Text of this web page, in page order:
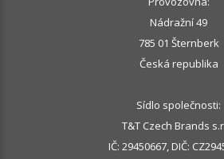
Nádražní 49
785 01 Šternberk
Česká republika
Sídlo společnosti:
T&T Czech Brands
IČ: 29450667, DIČ: